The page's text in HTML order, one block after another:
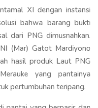
XI dengan instansi
bahwa barang bukti
dari PNG dimusnahkan.
(Mar) Gatot Mardiyono
hasil produk Laut PNG
yang pantainya
pertumbuhan teripang.